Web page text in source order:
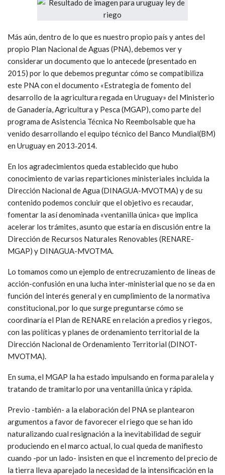
Más aún, dentro de lo que es nuestro propio país y antes del
propio Plan Nacional de Aguas (PNA), debemos ver y
considerar un documento que lo antecede (presentado en
2015) por lo que debemos preguntar cómo se compatibiliza
este PNA con el documento «Estrategia de fomento del
desarrollo de la agricultura regada en Uruguay» del Ministerio
de Ganadería, Agricultura y Pesca (MGAP), como parte del
programa de Asistencia Técnica No Reembolsable que ha
venido desarrollando el equipo técnico del Banco Mundial(BM)
en Uruguay en 2013‐2014.
En los agradecimientos queda establecido que hubo
conocimiento de varias reparticiones ministeriales incluida la
Dirección Nacional de Agua (DINAGUA-MVOTMA) y de su
contenido podemos concluir que el objetivo es recaudar,
fomentar la así denominada «ventanilla única» que implica
acelerar los trámites, asunto que estaría en discusión entre la
Dirección de Recursos Naturales Renovables (RENARE-
MGAP) y DINAGUA-MVOTMA.
Lo tomamos como un ejemplo de entrecruzamiento de líneas de
acción-confusión en una lucha inter-ministerial que no se da en
función del interés general y en cumplimiento de la normativa
constitucional, por lo que surge preguntarse cómo se
coordinaría el Plan de RENARE en relación a predios y riegos,
con las políticas y planes de ordenamiento territorial de la
Dirección Nacional de Ordenamiento Territorial (DINOT-
MVOTMA).
En suma, el MGAP la ha estado impulsando en forma paralela y
tratando de tramitarlo por una ventanilla única y rápida.
Previo -también- a la elaboración del PNA se plantearon
argumentos a favor de favorecer el riego que se han ido
naturalizando cual resignación a la inevitabilidad de seguir
produciendo en el marco actual, lo cual queda de manifiesto
cuando -por un lado- insisten en que el incremento del precio de
la tierra lleva aparejado la necesidad de la intensificación en la